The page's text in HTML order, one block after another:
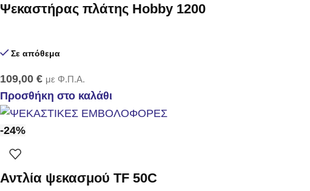
Ψεκαστήρας πλάτης Hobby 1200
Σε απόθεμα
109,00 € με Φ.Π.Α.
Προσθήκη στο καλάθι
-24%
Αντλία ψεκασμού TF 50C